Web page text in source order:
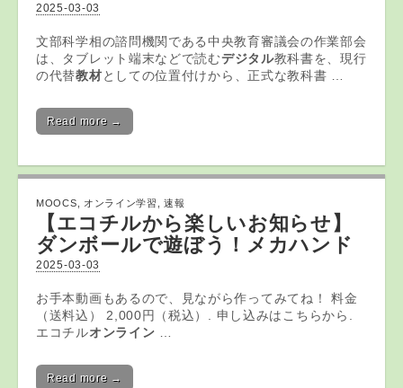
2025-03-03
文部科学相の諮問機関である中央教育審議会の作業部会
は、タブレット端末などで読むデジタル教科書を、現行
の代替教材としての位置付けから、正式な教科書 …
Read more →
MOOCS オンライン学習 ,速報
【エコチルから楽しいお知らせ】
ダンボールで遊ぼう！メカハンド
2025-03-03
お手本動画もあるので、見ながら作ってみてね！ 料金
（送料込） 2,000円（税込）. 申し込みはこちらから.
エコチルオンライン
Read more →